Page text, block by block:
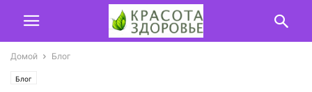
Домой Блог
Блог